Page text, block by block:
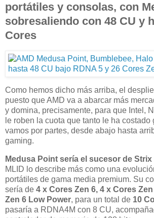
portátiles y consolas, con
sobresaliendo con 48 CU y
Cores
Como hemos dicho más arriba, el
puesto que AMD va a abarcar más
y domina, precisamente, para que Intel,
le roben la cuota que tanto le ha costado
vamos por partes, desde abajo hasta
gaming.
Medusa Point sería el sucesor de
MLID lo describe más como una
portátiles de gama media premium. Su
sería de 4 x Cores Zen 6, 4 x Cores
Zen 6 Low Power, para un total de 10
pasaría a RDNA4M con 8 CU,